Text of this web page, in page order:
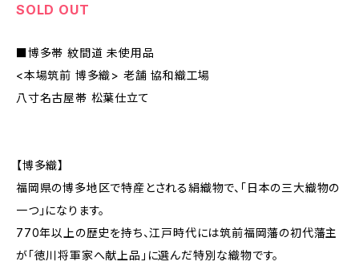
SOLD OUT
■博多帯 紋間道 未使用品
<本場筑前 博多織> 老舗 協和織工場
八寸名古屋帯 松葉仕立て
【博多織】
福岡県の博多地区で特産とされる絹織物で、「日本の三大織物の
一つ」になります。
770年以上の歴史を持ち、江戸時代には筑前福岡藩の初代藩主
が「徳川将軍家へ献上品」に選んだ特別な織物です。